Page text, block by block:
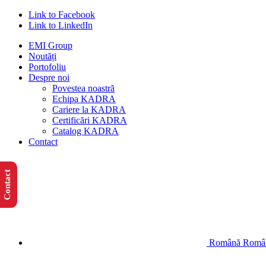
Link to Facebook
Link to LinkedIn
EMI Group
Noutăți
Portofoliu
Despre noi
Povestea noastră
Echipa KADRA
Cariere la KADRA
Certificări KADRA
Catalog KADRA
Contact
Română
Contact